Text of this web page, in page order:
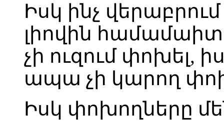
Իսկ ինչ
լիովին համամաիտ
չի ուզում փոխել,
ապա չի կարող
Իսկ փոխողները